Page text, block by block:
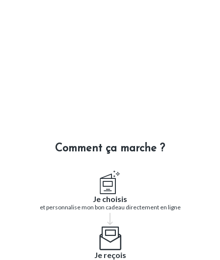
Comment ça marche ?
Je choisis
et personnalise mon bon cadeau directement en ligne
Je reçois